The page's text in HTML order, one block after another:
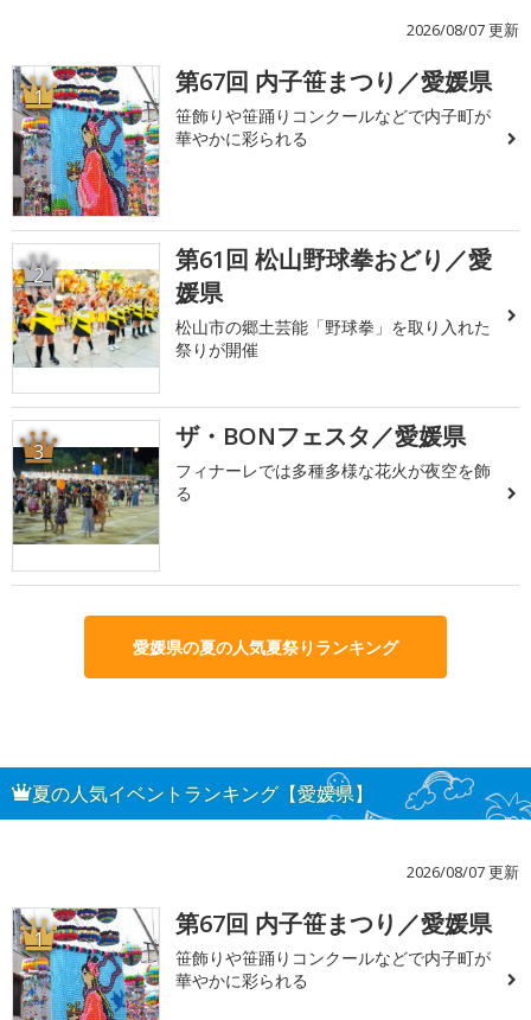
2026/08/07 更新
1 第67回 内子笹まつり／愛媛県
笹飾りや笹踊りコンクールなどで内子町が
華やかに彩られる
2
第61回 松山野球拳おどり／愛
媛県
松山市の郷土芸能「野球拳」を取り入れた
祭りが開催
3 ザ・BONフェスタ／愛媛県
フィナーレでは多種多様な花火が夜空を飾
る
愛媛県の夏の人気夏祭りランキング
夏の人気イベントランキング【愛媛県】
2026/08/07 更新
1 第67回 内子笹まつり／愛媛県
笹飾りや笹踊りコンクールなどで内子町が
華やかに彩られる